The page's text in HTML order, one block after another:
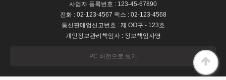
사업자 등록번호 : 123-45-67890
전화 : 02-123-4567 팩스 : 02-123-4568
통신판매업신고번호 : 제 OO구 - 123호
개인정보관리책임자 : 정보책임자명
PC 버전으로 보기